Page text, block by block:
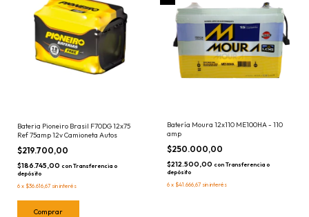
Bateria Pioneiro Brasil F70DG 12x75
Ref 75amp 12v Camioneta Autos
$219.700,00
$186.745,00 con Transferencia o
depósito
6 x $36.616,67 sin interés
Batería Moura 12x110 ME100HA - 110
amp
$250.000,00
$212.500,00 con Transferencia o
depósito
6 x $41.666,67 sin interés